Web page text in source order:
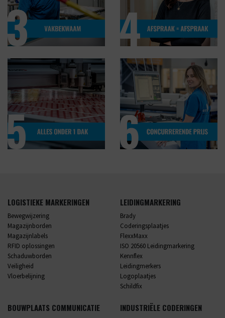
LOGISTIEKE MARKERINGEN
Bewegwijzering
Magazijnborden
Magazijnlabels
RFID oplossingen
Schaduwborden
Veiligheid
Vloerbelijning
LEIDINGMARKERING
Brady
Coderingsplaatjes
FlexxMaxx
ISO 20560 Leidingmarkering
Kennflex
Leidingmerkers
Logoplaatjes
Schildfix
BOUWPLAATS COMMUNICATIE INDUSTRIËLE CODERINGEN